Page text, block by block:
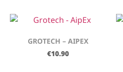
GROTECH – AIPEX
€10.90